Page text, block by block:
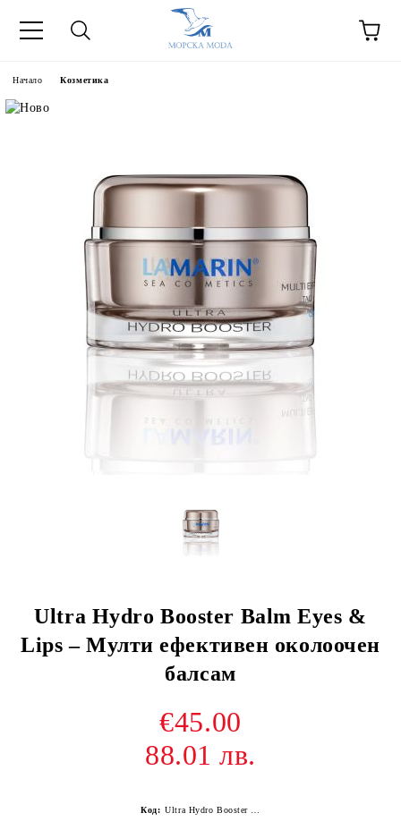
Начало Козметика
Ultra Hydro Booster Balm Eyes &
Lips – Мулти ефективен околоочен
балсам
€45.00
88.01 лв.
Код: